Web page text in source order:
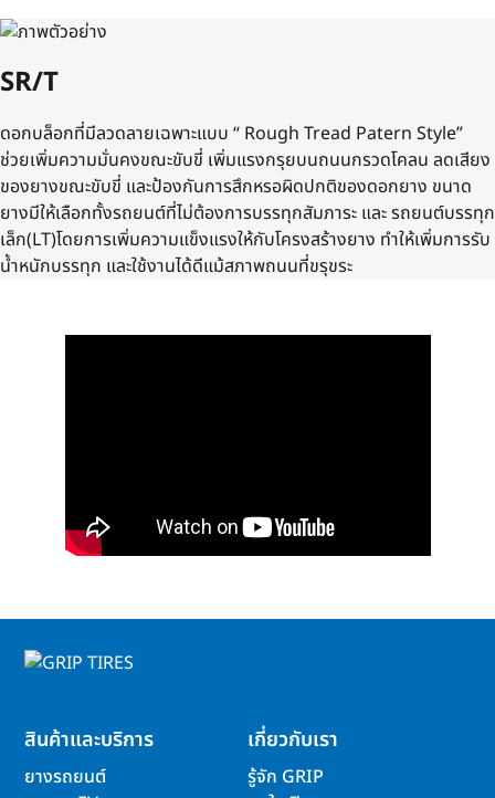
SR/T
ดอกบล็อกที่มีลวดลายเฉพาะแบบ “ Rough Tread Patern Style”
ช่วยเพิ่มความมั่นคงขณะขับขี่ เพิ่มแรงกรุยบนถนนกรวดโคลน ลดเสียง
ของยางขณะขับขี่ และป้องกันการสึกหรอผิดปกติของดอกยาง ขนาด
ยางมีให้เลือกทั้งรถยนต์ที่ไม่ต้องการบรรทุกสัมภาระ และ รถยนต์บรรทุก
เล็ก(LT)โดยการเพิ่มความแข็งแรงให้กับโครงสร้างยาง ทําให้เพิ่มการรับ
น้ำหนักบรรทุก และใช้งานได้ดีแม้สภาพถนนที่ขรุขระ
สินค้าและบริการ
ยางรถยนต์
เกี่ยวกับเรา
รู้จัก GRIP